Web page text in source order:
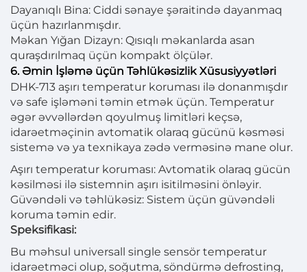
Dayanıqlı Bina: Ciddi sənaye şəraitində dayanmaq
üçün hazırlanmışdır.
Məkan Yığan Dizayn: Qısıqlı məkanlarda asan
quraşdırılmaq üçün kompakt ölçülər.
6. Əmin İşləmə üçün Təhlükəsizlik Xüsusiyyətləri
DHK-713 aşırı temperatur koruması ilə donanmışdır
və safe işləməni təmin etmək üçün. Temperatur
əgər əvvəllərdən qoyulmuş limitləri keçsə,
idarəetməçinin avtomatik olaraq gücünü kəsməsi
sistemə və ya texnikaya zədə verməsinə mane olur.
Aşırı temperatur koruması: Avtomatik olaraq gücün
kəsilməsi ilə sistemnin aşırı isitilməsini önləyir.
Güvəndəli və təhlükəsiz: Sistem üçün güvəndəli
koruma təmin edir.
Speksifikasi:
Bu məhsul universall single sensör temperatur
idarəetməci olup, soğutma, söndürmə defrosting,